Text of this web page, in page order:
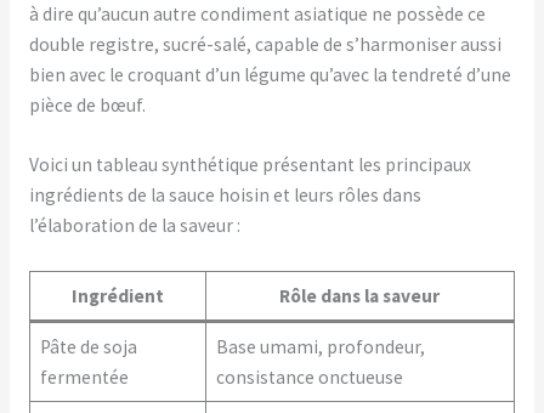
à dire qu’aucun autre condiment asiatique ne possède ce
double registre, sucré-salé, capable de s’harmoniser aussi
bien avec le croquant d’un légume qu’avec la tendreté d’une
pièce de bœuf.
Voici un tableau synthétique présentant les principaux
ingrédients de la sauce hoisin et leurs rôles dans
l’élaboration de la saveur :
Ingrédient Rôle dans la saveur
Pâte de soja
fermentée
Base umami, profondeur,
consistance onctueuse